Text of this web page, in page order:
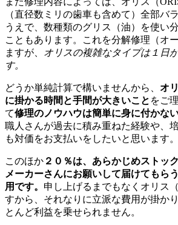
（直径数ミリの歯車も含めて）全部バ
うえで、数種類のグリス（油）を使い
こともあります。これを分解修理（オ
ますが、 オリスの複雑なタイプは１日
す。
どうか単純計算で構いませんから、 オ
に掛かる時間と手間が大きいこと をご
て修理のノウハウは簡単に身に付かな
職人さんが過去に積み重ねた経験や、
も対価をお支払いをしたいと思います。
このほか ２０％は、あらかじめストッ
メーカーさんにお願いして届けてもら
用です。 申し上げるまでもなくオリス
すから、それなりに立派な費用が掛か
とんど利益を乗せられません。